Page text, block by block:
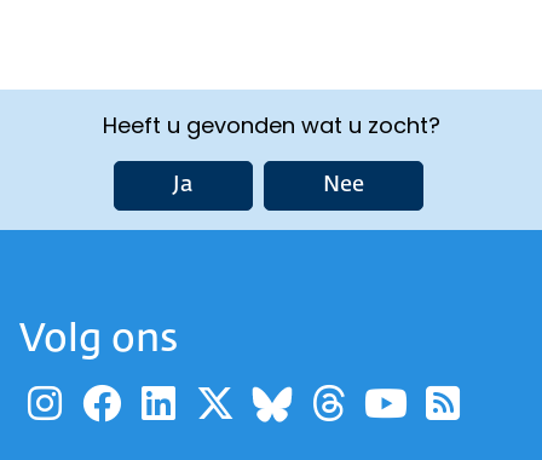
Heeft u gevonden wat u zocht?
Ja Nee
Volg ons
Ga naar de pagina van
Ga naar de pagina
Ga naar de
Ga naar de
Ga naar de
Ga naar
Ga